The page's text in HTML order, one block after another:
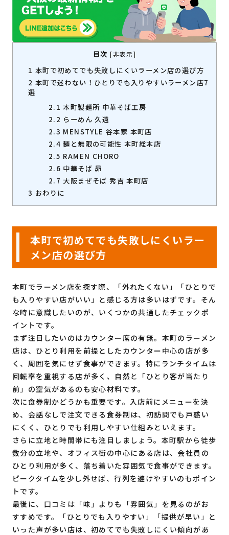
目次 [非表示]
1 本町で初めてでも失敗しにくいラーメン店の選び方
2 本町で迷わない！ひとりでも入りやすいラーメン店7
選
2.1 本町製麺所 中華そば工房
2.2 らーめん 久遠
2.3 MENSTYLE 谷本家 本町店
2.4 麺と無限の可能性 本町総本店
2.5 RAMEN CHORO
2.6 中華そば 昴
2.7 大阪まぜそば 秀吉 本町店
3 おわりに
本町で初めてでも失敗しにくいラー
メン店の選び方
本町でラーメン店を探す際、「外れたくない」「ひとりで
も入りやすい店がいい」と感じる方は多いはずです。そん
な時に意識したいのが、いくつかの共通したチェックポ
イントです。
まず注目したいのはカウンター席の有無。本町のラーメン
店は、ひとり利用を前提としたカウンター中心の店が多
く、周囲を気にせず食事ができます。特にランチタイムは
回転率を重視する店が多く、自然と「ひとり客が当たり
前」の空気があるのも安心材料です。
次に食券制かどうかも重要です。入店前にメニューを決
め、会話なしで注文できる食券制は、初訪問でも戸惑い
にくく、ひとりでも利用しやすい仕組みといえます。
さらに立地と時間帯にも注目しましょう。本町駅から徒歩
数分の立地や、オフィス街の中心にある店は、会社員の
ひとり利用が多く、落ち着いた雰囲気で食事ができます。
ピークタイムを少し外せば、行列を避けやすいのもポイン
トです。
最後に、口コミは「味」よりも「雰囲気」を見るのがお
すすめです。「ひとりでも入りやすい」「提供が早い」と
いった声が多い店は、初めてでも失敗しにくい傾向があ